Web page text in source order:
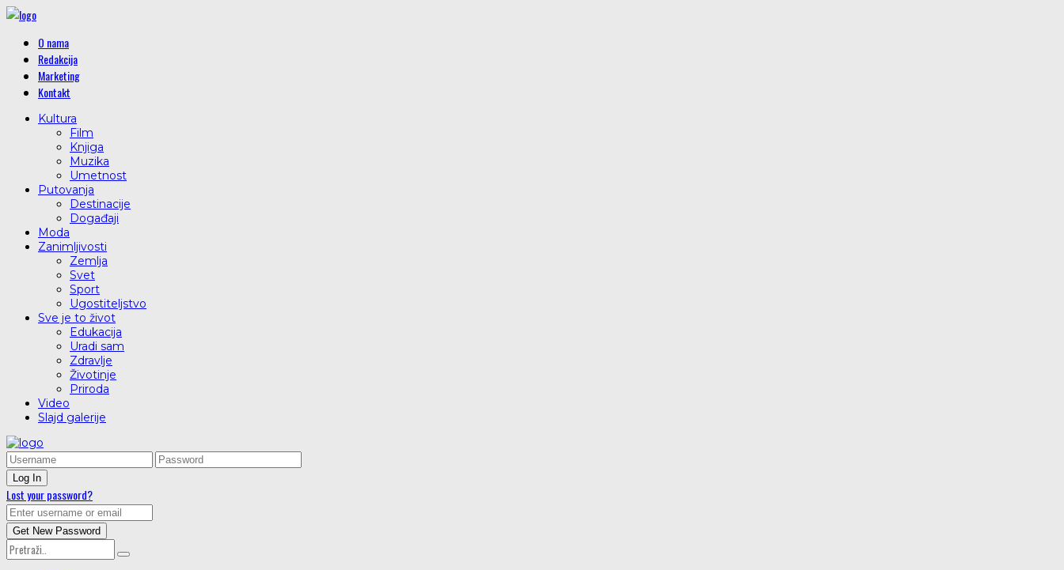
O nama
Redakcija
Marketing
Kontakt
Kultura
Film
Knjiga
Muzika
Umetnost
Putovanja
Destinacije
Događaji
Moda
Zanimljivosti
Zemlja
Svet
Sport
Ugostiteljstvo
Sve je to život
Edukacija
Uradi sam
Zdravlje
Životinje
Priroda
Video
Slajd galerije
Lost your password?